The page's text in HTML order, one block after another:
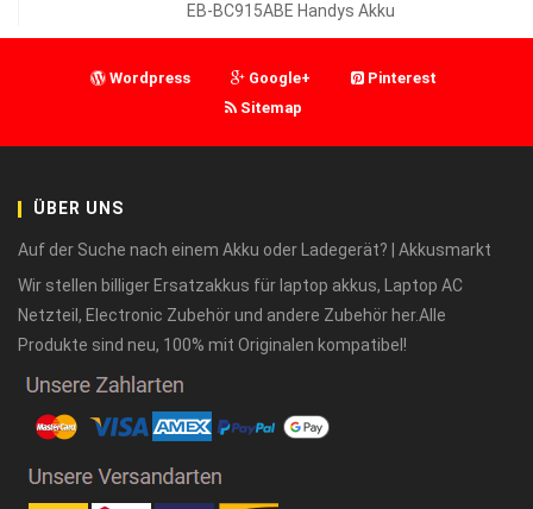
EB-BC915ABE Handys Akku
Wordpress Google+
Pinterest
Sitemap
ÜBER UNS
Auf der Suche nach einem Akku oder Ladegerät? | Akkusmarkt
Wir stellen billiger Ersatzakkus für laptop akkus, Laptop AC
Netzteil, Electronic Zubehör und andere Zubehör her.Alle
Produkte sind neu, 100% mit Originalen kompatibel!